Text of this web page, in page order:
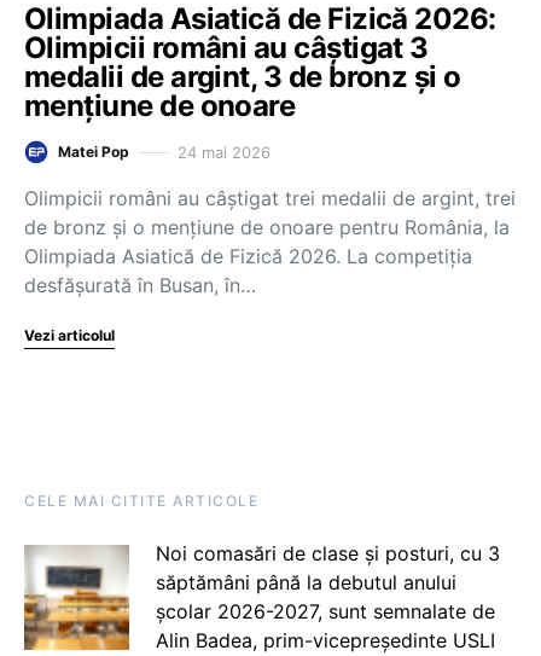
Olimpiada Asiatică de Fizică 2026:
Olimpicii români au câștigat 3
medalii de argint, 3 de bronz și o
mențiune de onoare
Matei Pop 24 mai 2026
Olimpicii români au câștigat trei medalii de argint, trei
de bronz și o mențiune de onoare pentru România, la
Olimpiada Asiatică de Fizică 2026. La competiția
desfășurată în Busan, în…
Vezi articolul
CELE MAI CITITE ARTICOLE
Noi comasări de clase și posturi, cu 3
săptămâni până la debutul anului
școlar 2026-2027, sunt semnalate de
Alin Badea, prim-vicepreședinte USLI